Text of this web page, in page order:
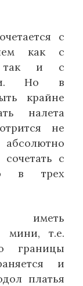
с
как с
так и с
Но в
крайне
налета
не
с
в трех
иметь
мини, т.е.
границы
и
платья